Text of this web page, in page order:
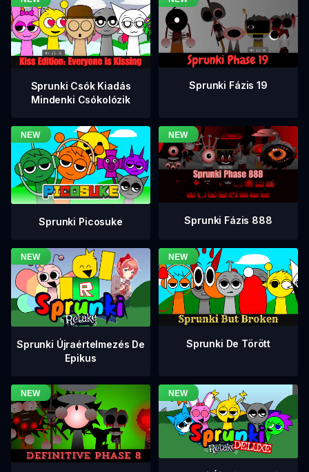
Sprunki Csók Kiadás
Mindenki Csókolózik
Sprunki Fázis 19
Sprunki Picosuke Sprunki Fázis 888
Sprunki Újraértelmezés De
Epikus
Sprunki De Törött